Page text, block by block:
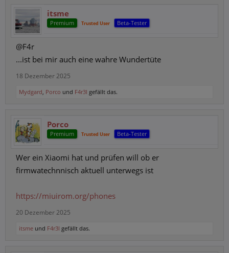
itsme
Premium Trusted User Beta-Tester
@F4r
...ist bei mir auch eine wahre Wundertüte
18 Dezember 2025
Mydgard, Porco und F4r3l gefällt das.
Porco
Premium Trusted User Beta-Tester
Wer ein Xiaomi hat und prüfen will ob er
firmwatechnnisch aktuell unterwegs ist
https://miuirom.org/phones
20 Dezember 2025
itsme und F4r3l gefällt das.